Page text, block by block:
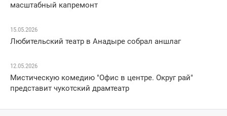
масштабный капремонт
15.05.2026
Любительский театр в Анадыре собрал аншлаг
12.05.2026
Мистическую комедию "Офис в центре. Округ рай"
представит чукотский драмтеатр